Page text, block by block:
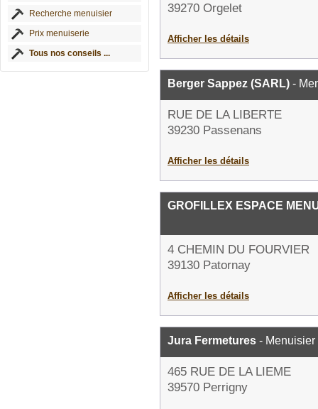
Recherche menuisier
Prix menuiserie
Tous nos conseils ...
39270 Orgelet
Afficher les détails
Berger Sappez (SARL) -
RUE DE LA LIBERTE
39230 Passenans
Afficher les détails
GROFILLEX ESPACE
4 CHEMIN DU FOURVIER
39130 Patornay
Afficher les détails
Jura Fermetures - Menuisier
465 RUE DE LA LIEME
39570 Perrigny